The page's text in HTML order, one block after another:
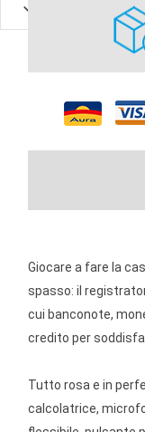
Giocare a fare la
spasso: il
cui banconote,
credito per
Tutto rosa e in
calcolatrice,